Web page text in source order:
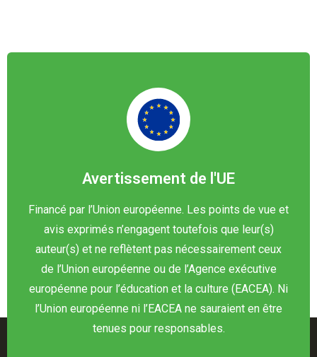
Avertissement de l'UE
Financé par l’Union européenne. Les points de vue et
avis exprimés n’engagent toutefois que leur(s)
auteur(s) et ne reflètent pas nécessairement ceux
de l’Union européenne ou de l’Agence exécutive
européenne pour l’éducation et la culture (EACEA). Ni
l’Union européenne ni l’EACEA ne sauraient en être
tenues pour responsables.